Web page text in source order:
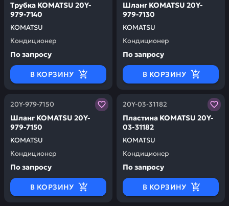
KOMATSU
Трубка KOMATSU 20Y-
979-7140
Кондиционер
По запросу
В КОРЗИНУ
KOMATSU
Шланг KOMATSU 20Y-
979-7130
Кондиционер
По запросу
В КОРЗИНУ
20Y-979-7150
KOMATSU
Шланг KOMATSU 20Y-
979-7150
Кондиционер
Заказывая запчасти у нас, вы получаете гарантию
По запросу
В КОРЗИНУ
20Y-03-31182
KOMATSU
Пластина KOMATSU 20Y-
03-31182
Кондиционер
Заказывая запчасти у
По запросу
В КОРЗИНУ